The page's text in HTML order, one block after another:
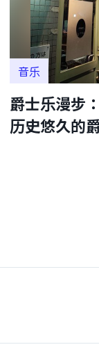
音乐
爵士乐漫步
历史悠久的